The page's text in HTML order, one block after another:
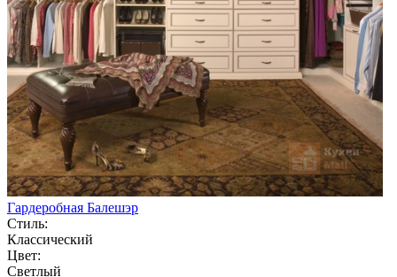
Гардеробная Балешэр
Стиль:
Классический
Цвет:
Светлый